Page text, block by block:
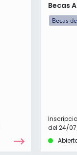
Becas
Becas
del 24/